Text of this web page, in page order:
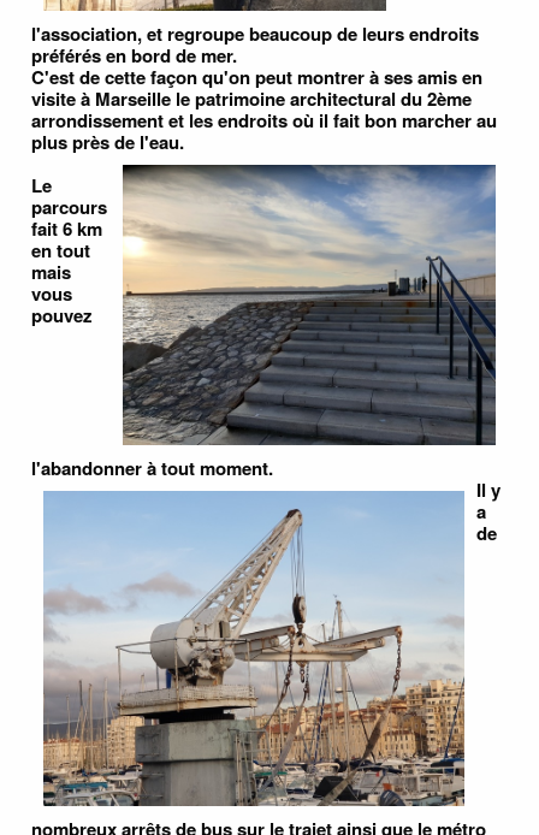
l'association, et regroupe beaucoup de leurs endroits
préférés en bord de mer.
C'est de cette façon qu'on peut montrer à ses amis en
visite à Marseille le patrimoine architectural du 2ème
arrondissement et les endroits où il fait bon marcher au
plus près de l'eau.
Le
parcours
fait 6 km
en tout
mais
vous
pouvez
l'abandonner à tout moment.
Il y
a
de
nombreux arrêts de bus sur le trajet ainsi que le métro